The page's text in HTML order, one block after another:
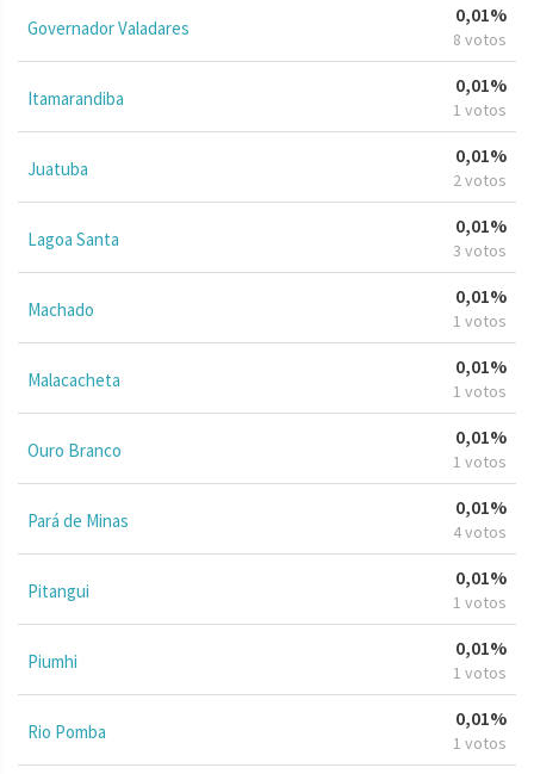
Governador Valadares
0,01%
8 votos
Itamarandiba
0,01%
1 votos
Juatuba
0,01%
2 votos
Lagoa Santa
0,01%
3 votos
Machado
0,01%
1 votos
Malacacheta
0,01%
1 votos
Ouro Branco
0,01%
1 votos
Pará de Minas
0,01%
4 votos
Pitangui
0,01%
1 votos
Piumhi
0,01%
1 votos
Rio Pomba
0,01%
1 votos